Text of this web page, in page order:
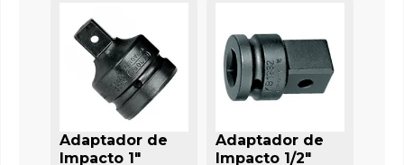
Adaptador de
Impacto 1"
Adaptador de
Impacto 1/2"